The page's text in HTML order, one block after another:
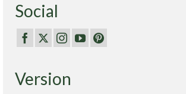
Social
Version